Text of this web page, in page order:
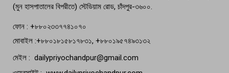
(মুন হাসপাতালের বিপরীতে) স্টেডিয়াম রোড, চাঁদপুর-৩৬০০.
ফোন : +৮৮০২৩৩৭৭৪১০৭০
মোবাইল :+৮৮০১৮১৫৮১৭৮৩১, +৮৮০১৯৫৭৪৯৩১৩২
মেইল : dailypriyochandpur@gmail.com